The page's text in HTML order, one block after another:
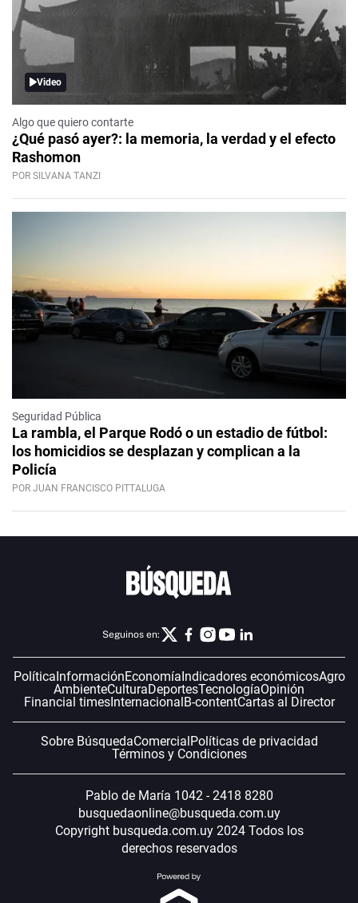
Video
Algo que quiero contarte
¿Qué pasó ayer?: la memoria, la verdad y el efecto
Rashomon
POR SILVANA TANZI
Seguridad Pública
La rambla, el Parque Rodó o un estadio de fútbol:
los homicidios se desplazan y complican a la
Policía
POR JUAN FRANCISCO PITTALUGA
Seguinos en:
PolíticaInformaciónEconomíaIndicadores económicosAgro
AmbienteCulturaDeportesTecnologíaOpinión
Financial timesInternacionalB-contentCartas al Director
Sobre BúsquedaComercialPolíticas de privacidad
Términos y Condiciones
Pablo de María 1042 - 2418 8280
busquedaonline@busqueda.com.uy
Copyright busqueda.com.uy 2024 Todos los
derechos reservados